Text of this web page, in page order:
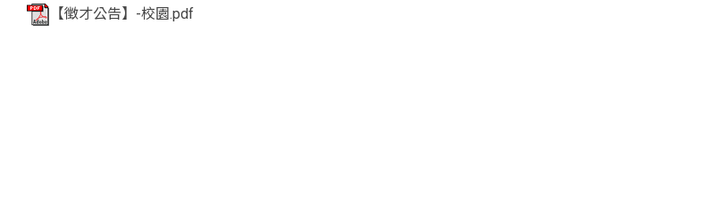
【徵才公告】-校園.pdf